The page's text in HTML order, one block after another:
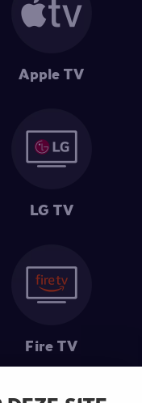
Apple TV
LG TV
Fire TV